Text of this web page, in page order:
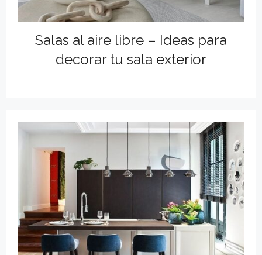
Salas al aire libre – Ideas para
decorar tu sala exterior